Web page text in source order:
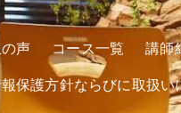
声 コース一覧 講師
保護方針ならびに取扱い